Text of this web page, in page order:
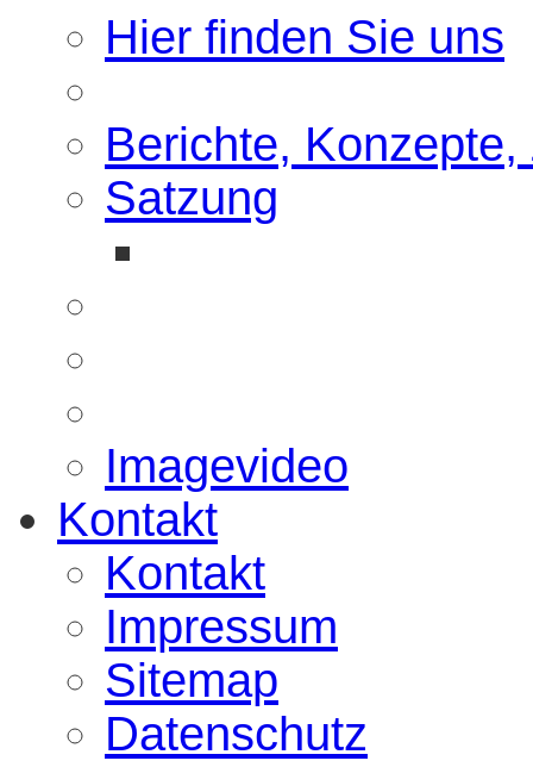
Hier finden Sie uns
Berichte, Konzepte,
Satzung
Imagevideo
Kontakt
Kontakt
Impressum
Sitemap
Datenschutz